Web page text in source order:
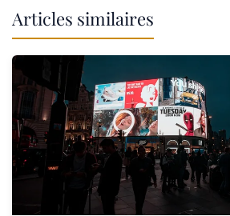
Articles similaires